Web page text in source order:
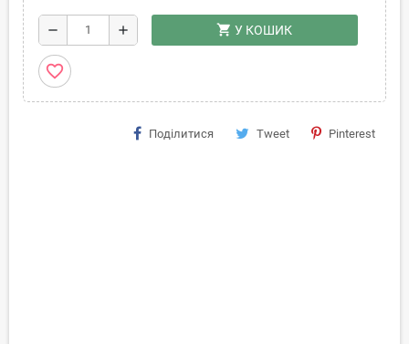
remove add shopping_cart У КОШИК
favorite_border
Поділитися Tweet Pinterest